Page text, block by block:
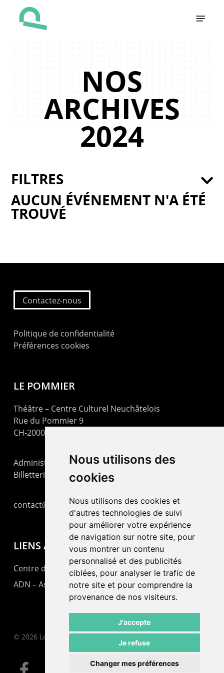
Nous utilisons des
cookies
Nous utilisons des cookies et
d'autres technologies de suivi
pour améliorer votre expérience
de navigation sur notre site, pour
vous montrer un contenu
personnalisé et des publicités
ciblées, pour analyser le trafic de
notre site et pour comprendre la
provenance de nos visiteurs.
J'accepte
Je refuse
Changer mes préférences
NOS
ARCHIVES
2024
AUCUN ÉVÉNEMENT N'A ÉTÉ
TROUVÉ
FILTRES
Contactez-nous
Politique de confidentialité
Préférences cookies
LE POMMIER
Théâtre – Centre Culturel Neuchâtelois
Rue du Pommier 9
CH-2000 Neuchâtel
Administration : +41 32 725 03 03
Billetterie : +41 32 725 05 05
contact@lepommier.ch
LIENS AMIS
Centre de culture ABC
ADN – Association Danse Neuchâtel
© 2026 Le Pommier.
facebook email